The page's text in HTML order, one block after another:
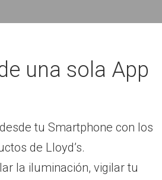
una sola App
tu Smartphone con los
de Lloyd’s.
la iluminación, vigilar tu